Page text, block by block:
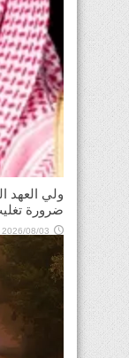
ولي العهد
ضرورة
2026/08/03